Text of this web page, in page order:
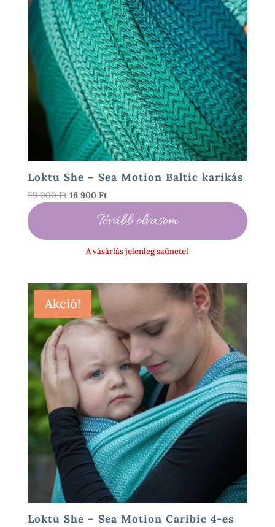
Loktu She – Sea Motion Baltic karikás
29 000Ft Original
000 Ft.
16 900 FtCurrent
is:
900 Ft.
Tovább olvasom
A vásárlás jelenleg szünetel
Akció!
Loktu She – Sea Motion Caribic 4-es